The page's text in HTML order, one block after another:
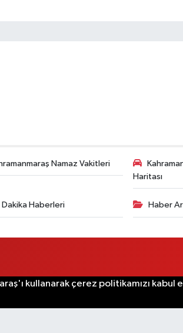
Namaz Vakitleri
Haritası
Dakika Haberleri Haber
kullanarak çerez politikamızı kabul